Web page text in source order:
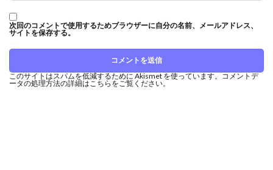
次回のコメントで使用するためブラウザーに自分の名前、メールアドレス、
サイトを保存する。
このサイトはスパムを低減するために Akismet を使っています。 コメントデ
ータの処理方法の詳細はこちらをご覧ください。